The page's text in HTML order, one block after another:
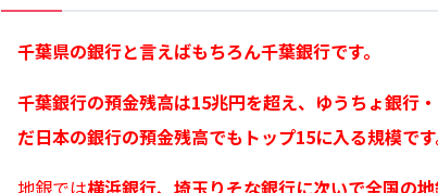
千葉県の銀行と言えばもちろん千葉銀行です。
千葉銀行の預金残高は15兆円を超え、ゆうちょ銀行
だ日本の銀行の預金残高でもトップ15に入る規模です
地銀では横浜銀行、埼玉りそな銀行に次いで全国の地